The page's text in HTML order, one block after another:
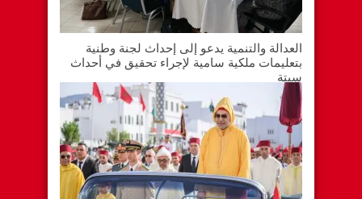
العدالة والتنمية يدعو إلى إحداث لجنة وطنية
بتعليمات ملكية سامية لإجراء تحقيق في أحداث
سبتة